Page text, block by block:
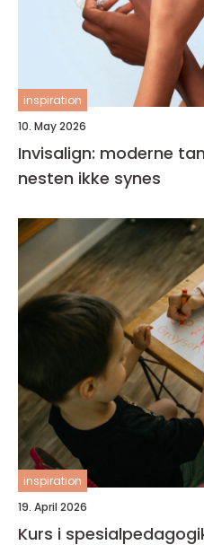
inspiration
10. May 2026
Invisalign: moderne
nesten ikke synes
inspiration
19. April 2026
Kurs i spesialpedagogikk tryggere